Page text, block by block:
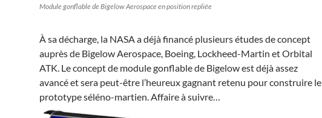
Module gonflable de Bigelow Aerospace en position repliée
À sa décharge, la NASA a déjà financé plusieurs études de concept
auprès de Bigelow Aerospace, Boeing, Lockheed-Martin et Orbital
ATK. Le concept de module gonflable de Bigelow est déjà assez
avancé et sera peut-être l’heureux gagnant retenu pour construire le
prototype séléno-martien. Affaire à suivre…